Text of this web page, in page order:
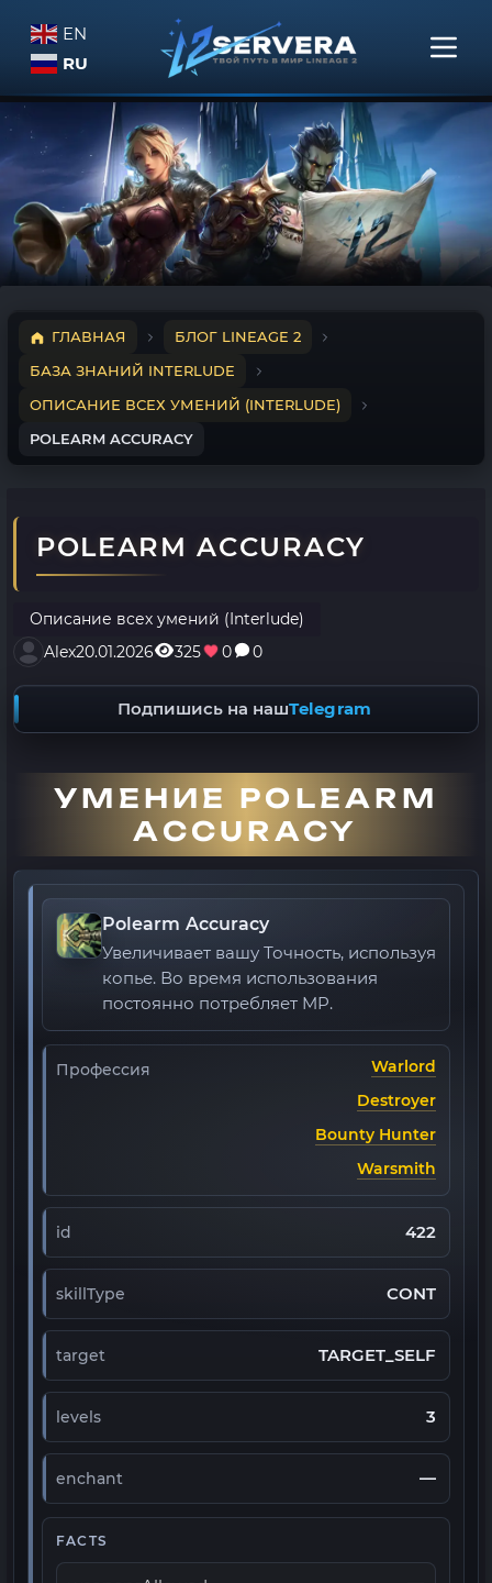
EN
RU
ГЛАВНАЯ
БЛОГ LINEAGE 2
БАЗА ЗНАНИЙ INTERLUDE
ОПИСАНИЕ ВСЕХ УМЕНИЙ (INTERLUDE)
POLEARM ACCURACY
POLEARM ACCURACY
Описание всех умений (Interlude)
Alex20.01.2026 325 0 0
Подпишись на нашTelegram
УМЕНИЕ POLEARM
ACCURACY
Polearm Accuracy
Увеличивает вашу Точность, используя
копье. Во время использования
постоянно потребляет MP.
Профессия
Warlord
Destroyer
Bounty Hunter
Warsmith
id 422
skillType CONT
target TARGET_SELF
levels 3
enchant —
FACTS